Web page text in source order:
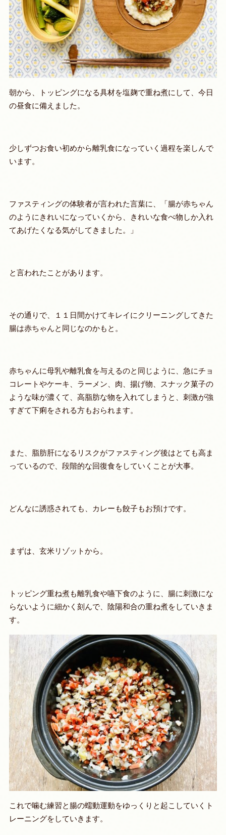
朝から、トッピングになる具材を塩麹で重ね煮にして、今日
の昼食に備えました。
少しずつお食い初めから離乳食になっていく過程を楽しんで
います。
ファスティングの体験者が言われた言葉に、「腸が赤ちゃん
のようにきれいになっていくから、きれいな食べ物しか入れ
てあげたくなる気がしてきました。」
と言われたことがあります。
その通りで、１１日間かけてキレイにクリーニングしてきた
腸は赤ちゃんと同じなのかもと。
赤ちゃんに母乳や離乳食を与えるのと同じように、急にチョ
コレートやケーキ、ラーメン、肉、揚げ物、スナック菓子の
ような味が濃くて、高脂肪な物を入れてしまうと、刺激が強
すぎて下痢をされる方もおられます。
また、脂肪肝になるリスクがファスティング後はとても高ま
っているので、段階的な回復食をしていくことが大事。
どんなに誘惑されても、カレーも餃子もお預けです。
まずは、玄米リゾットから。
トッピング重ね煮も離乳食や嚥下食のように、腸に刺激にな
らないように細かく刻んで、陰陽和合の重ね煮をしていきま
す。
これで噛む練習と腸の蠕動運動をゆっくりと起こしていくト
レーニングをしていきます。